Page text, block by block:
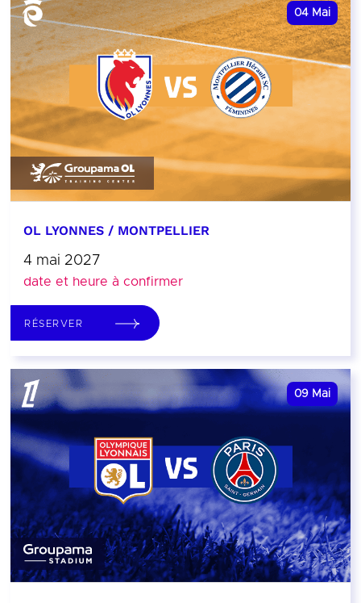
04 Mai
OL LYONNES / MONTPELLIER
4 mai 2027
date et heure à confirmer
RÉSERVER
09 Mai